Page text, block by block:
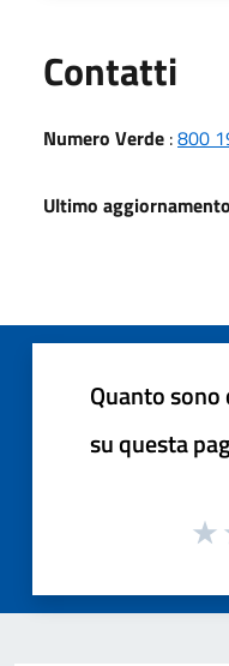
Contatti
Numero Verde :800
Ultimo aggiornamento
Quanto
su questa